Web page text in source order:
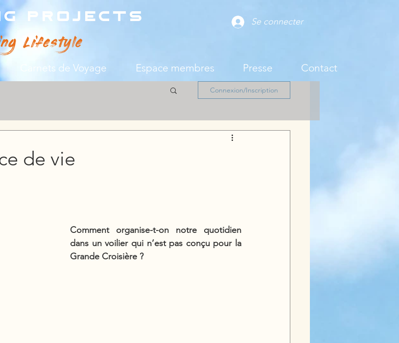
Se connecter
Carnets de Voyage Espace membres Presse Contact
Projects
Lifestyle
Connexion/Inscription
de vie
Comment organise-t-on notre quotidien
dans un voilier qui n’est pas conçu pour la
Grande Croisière ?